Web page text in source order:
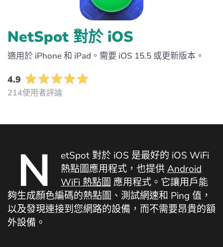
NetSpot 對於 iOS
適用於 iPhone 和 iPad。需要 iOS 15.5 或更新版本。
4.9
214使用者評論
N
etSpot 對於 iOS 是最好的 iOS WiFi
熱點圖應用程式，也提供Android
WiFi 熱點圖 應用程式。它讓用戶能
夠生成顏色編碼的熱點圖、測試網速和 Ping 值，
以及發現連接到您網路的設備，而不需要昂貴的額
外設備。